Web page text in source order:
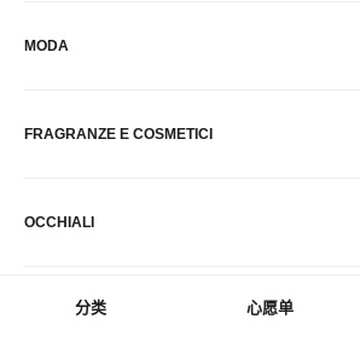
菜单 - 主导航
分类 心愿单
MODA
FRAGRANZE E COSMETICI
OCCHIALI